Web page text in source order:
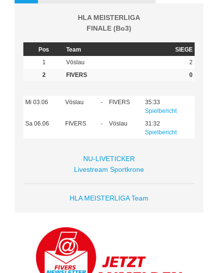
HLA MEISTERLIGA
FINALE (Bo3)
Pos Team
SIEGE
1
Vöslau
2
2
FIVERS 0
Mi 03.06 Vöslau - FIVERS
35:33
Spielbericht
Sa 06.06
FIVERS - Vöslau
31:32
Spielbericht
NU-LIVETICKER
Livestream Sportkrone
HLA MEISTERLIGA Team